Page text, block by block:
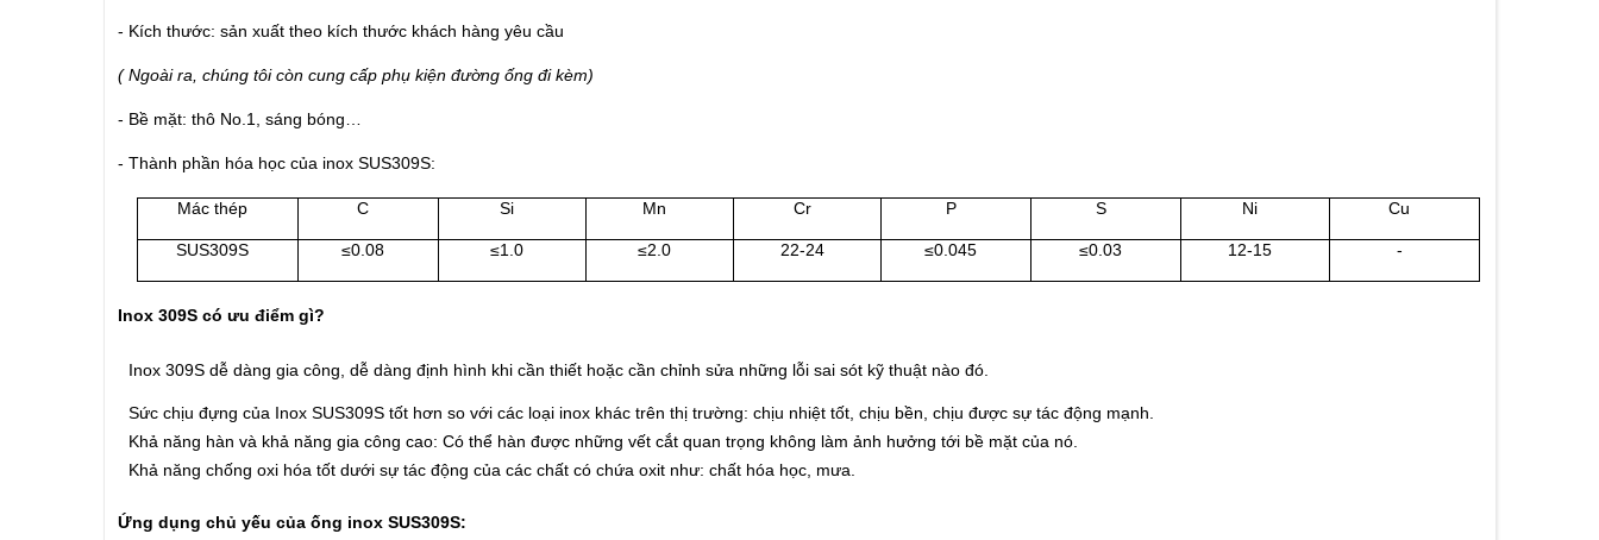
- Kích thước: sản xuất theo kích thước khách hàng yêu cầu
( Ngoài ra, chúng tôi còn cung cấp phụ kiện đường ống đi kèm)
- Bề mặt: thô No.1, sáng bóng…
- Thành phần hóa học của inox SUS309S:
Mác thép C Si Mn Cr P S Ni Cu
SUS309S ≤0.08 ≤1.0 ≤2.0 22-24 ≤0.045 ≤0.03 12-15 -
Inox 309S có ưu điểm gì?
Inox 309S dễ dàng gia công, dễ dàng định hình khi cần thiết hoặc cần chỉnh sửa những lỗi sai sót kỹ thuật nào đó.
Sức chịu đựng của Inox SUS309S tốt hơn so với các loại inox khác trên thị trường: chịu nhiệt tốt, chịu bền, chịu được sự tác động mạnh.
Khả năng hàn và khả năng gia công cao: Có thể hàn được những vết cắt quan trọng không làm ảnh hưởng tới bề mặt của nó.
Khả năng chống oxi hóa tốt dưới sự tác động của các chất có chứa oxit như: chất hóa học, mưa.
Ứng dụng chủ yếu của ống inox SUS309S: